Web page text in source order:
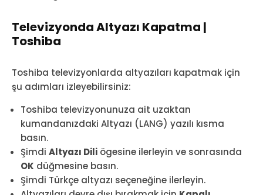
Televizyonda Altyazı Kapatma |
Toshiba
Toshiba televizyonlarda altyazıları kapatmak için
şu adımları izleyebilirsiniz:
Toshiba televizyonunuza ait uzaktan
kumandanızdaki Altyazı (LANG) yazılı kısma
basın.
Şimdi Altyazı Dili ögesine ilerleyin ve sonrasında
OK düğmesine basın.
Şimdi Türkçe altyazı seçeneğine ilerleyin.